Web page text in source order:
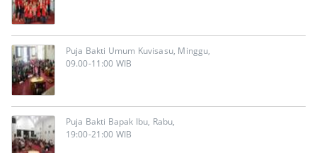
Puja Bakti Umum Kuvisasu, Minggu,
09.00-11:00 WIB
Puja Bakti Bapak Ibu, Rabu,
19:00-21:00 WIB